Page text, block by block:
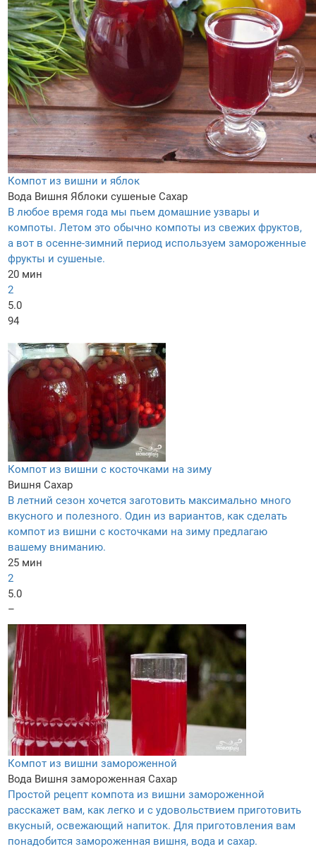
Компот из вишни и яблок
Вода Вишня Яблоки сушеные Сахар
В любое время года мы пьем домашние узвары и
компоты. Летом это обычно компоты из свежих фруктов,
а вот в осенне-зимний период используем замороженные
фрукты и сушеные.
20 мин
2
5.0
94
Компот из вишни с косточками на зиму
Вишня Сахар
В летний сезон хочется заготовить максимально много
вкусного и полезного. Один из вариантов, как сделать
компот из вишни с косточками на зиму предлагаю
вашему вниманию.
25 мин
2
5.0
–
Компот из вишни замороженной
Вода Вишня замороженная Сахар
Простой рецепт компота из вишни замороженной
расскажет вам, как легко и с удовольствием приготовить
вкусный, освежающий напиток. Для приготовления вам
понадобится замороженная вишня, вода и сахар.